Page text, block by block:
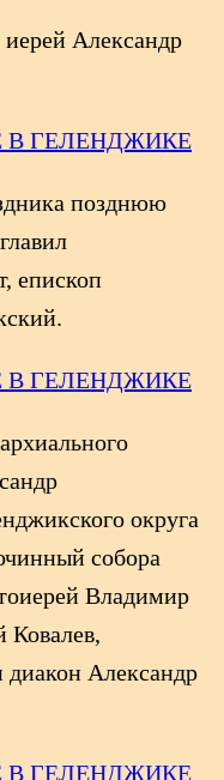
Александр
позднюю
епископ
округа
собора
Владимир
Ковалев,
диакон Александр